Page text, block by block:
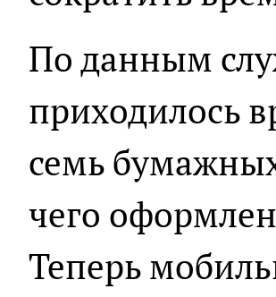
По данным
приходилось
семь
чего
Теперь